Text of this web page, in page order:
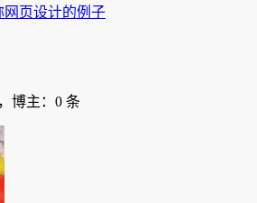
网页设计的例子
博主：0 条